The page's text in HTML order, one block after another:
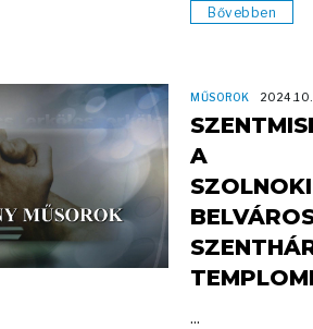
Bővebben
MŰSOROK
A
SZOLNOKI
...